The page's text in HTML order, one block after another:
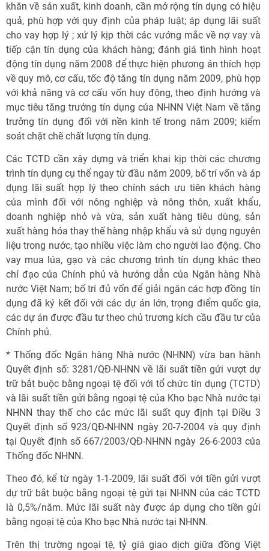
khăn về sản xuất, kinh doanh, cần mở rộng tín dụng có hiệu
quả, phù hợp với quy định của pháp luật; áp dụng lãi suất
cho vay hợp lý ; xử lý kịp thời các vướng mắc về nợ vay và
tiếp cận tín dụng của khách hàng; đánh giá tình hình hoạt
động tín dụng năm 2008 để thực hiện phương án thích hợp
về quy mô, cơ cấu, tốc độ tăng tín dụng năm 2009, phù hợp
với khả năng và cơ cấu vốn huy động, theo định hướng và
mục tiêu tăng trưởng tín dụng của NHNN Việt Nam về tăng
trưởng tín dụng đối với nền kinh tế trong năm 2009; kiểm
soát chặt chẽ chất lượng tín dụng.
Các TCTD cần xây dựng và triển khai kịp thời các chương
trình tín dụng cụ thể ngay từ đầu năm 2009, bố trí vốn và áp
dụng lãi suất hợp lý theo chính sách ưu tiên khách hàng
của mình đối với nông nghiệp và nông thôn, xuất khẩu,
doanh nghiệp nhỏ và vừa, sản xuất hàng tiêu dùng, sản
xuất hàng hóa thay thế hàng nhập khẩu và sử dụng nguyên
liệu trong nước, tạo nhiều việc làm cho người lao động. Cho
vay mua lúa, gạo và các chương trình tín dụng khác theo
chỉ đạo của Chính phủ và hướng dẫn của Ngân hàng Nhà
nước Việt Nam; bố trí đủ vốn để giải ngân các hợp đồng tín
dụng đã ký kết đối với các dự án lớn, trọng điểm quốc gia,
các dự án được đầu tư theo chủ trương kích cầu đầu tư của
Chính phủ.
* Thống đốc Ngân hàng Nhà nước (NHNN) vừa ban hành
Quyết định số: 3281/QĐ-NHNN về lãi suất tiền gửi vượt dự
trữ bắt buộc bằng ngoại tệ đối với tổ chức tín dụng (TCTD)
và lãi suất tiền gửi bằng ngoại tệ của Kho bạc Nhà nước tại
NHNN thay thế cho các mức lãi suất quy định tại Điều 3
Quyết định số 923/QĐ-NHNN ngày 20-7-2004 và quy định
tại Quyết định số 667/2003/QĐ-NHNN ngày 26-6-2003 của
Thống đốc NHNN.
Theo đó, kể từ ngày 1-1-2009, lãi suất đối với tiền gửi vượt
dự trữ bắt buộc bằng ngoại tệ gửi tại NHNN của các TCTD
là 0,5%/năm. Mức lãi suất này được áp dụng cho tiền gửi
bằng ngoại tệ của Kho bạc Nhà nước tại NHNN.
Trên thị trường ngoại tệ, tỷ giá giao dịch giữa đồng Việt